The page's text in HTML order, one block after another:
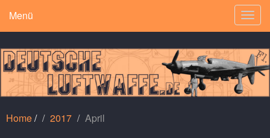
Menü
Home/ 2017 April